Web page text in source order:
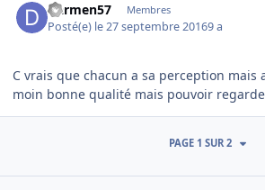
Darmen57 Membres
Posté(e) le 27 septembre 20169 a
C vrais que chacun a sa perception mais
moin bonne qualité mais pouvoir
PAGE 1 SUR 2